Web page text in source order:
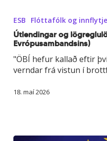
lögreglulög
(verndarsamkomulag
Evrópusambandsins)
ESB Flóttafólk og
Útlendingar og
Evrópusambandsins)
"ÖBÍ hefur kallað eftir
verndar frá vistun í
18. maí 2026